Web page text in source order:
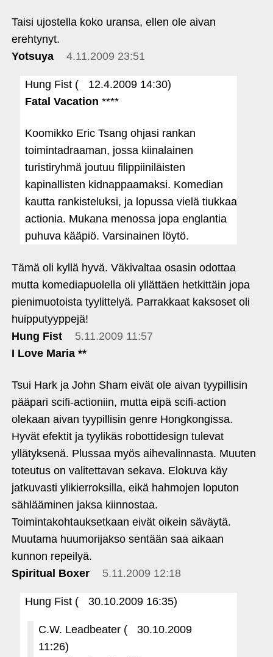
Taisi ujostella koko uransa, ellen ole aivan
erehtynyt.
Yotsuya
4.11.2009 23:51
Hung Fist (
12.4.2009 14:30)
Fatal Vacation ****
Koomikko Eric Tsang ohjasi rankan
toimintadraaman, jossa kiinalainen
turistiryhmä joutuu filippiiniläisten
kapinallisten kidnappaamaksi. Komedian
kautta rankisteluksi, ja lopussa vielä tiukkaa
actionia. Mukana menossa jopa englantia
puhuva kääpiö. Varsinainen löytö.
Tämä oli kyllä hyvä. Väkivaltaa osasin odottaa
mutta komediapuolella oli yllättäen hetkittäin jopa
pienimuotoista tyylittelyä. Parrakkaat kaksoset oli
huipputyyppejä!
Hung Fist
5.11.2009 11:57
I Love Maria **
Tsui Hark ja John Sham eivät ole aivan tyypillisin
pääpari scifi-actioniin, mutta eipä scifi-action
olekaan aivan tyypillisin genre Hongkongissa.
Hyvät efektit ja tyylikäs robottidesign tulevat
yllätyksenä. Plussaa myös aihevalinnasta. Muuten
toteutus on valitettavan sekava. Elokuva käy
jatkuvasti ylikierroksilla, eikä hahmojen loputon
sählääminen jaksa kiinnostaa.
Toimintakohtauksetkaan eivät oikein säväytä.
Muutama huumorijakso sentään saa aikaan
kunnon repeilyä.
Spiritual Boxer
5.11.2009 12:18
Hung Fist ( 30.10.2009 16:35)
C.W. Leadbeater (
30.10.2009
11:26)